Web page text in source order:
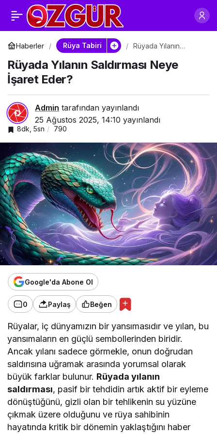
Haberler Rüya Tabiri
Rüyada Yılanın
Eder?
Rüyada Yılanın Saldırması Neye
İşaret Eder?
Admin tarafından yayınlandı
25 Ağustos 2025, 14:10 yayınlandı
8dk, 5sn 790
Google'da Abone Ol
0 Paylaş Beğen
Rüyalar, iç dünyamızın bir yansımasıdır ve yılan, bu
yansımaların en güçlü sembollerinden biridir.
Ancak yılanı sadece görmekle, onun doğrudan
saldırısına uğramak arasında yorumsal olarak
büyük farklar bulunur. Rüyada yılanın
saldırması, pasif bir tehdidin artık aktif bir eyleme
dönüştüğünü, gizli olan bir tehlikenin su yüzüne
çıkmak üzere olduğunu ve rüya sahibinin
hayatında kritik bir dönemin yaklaştığını haber
Rüyada Konuşan
Yılan Görmek Ne
Anlatıyor?
Paylaş